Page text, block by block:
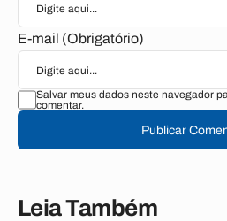
E-mail (Obrigatório)
Salvar meus dados neste navegador
comentar.
Publicar
Leia Também